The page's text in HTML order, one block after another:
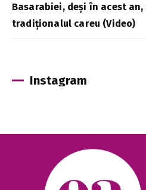
Basarabiei, deși în acest
tradiționalul careu (Video)
Instagram